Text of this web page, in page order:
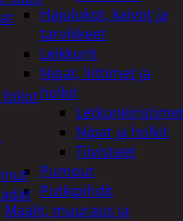
Hajulukot, kaivot ja
tarvikkeet
Leikkurit
Nipat, liittimet ja
holkit
Nipat ja holkit
Tiivisteet
Pumput
Putkipihdit
Maalit, muuraus ja
foliot